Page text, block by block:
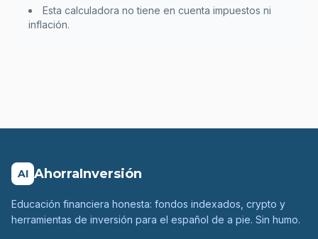
Esta calculadora no tiene en cuenta impuestos ni
inflación.
AI AhorraInversión
Educación financiera honesta: fondos indexados, crypto y
herramientas de inversión para el español de a pie. Sin humo.